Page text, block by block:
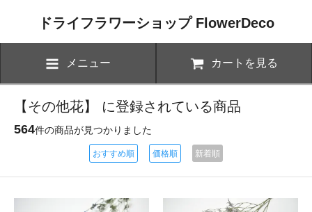
ドライフラワーショップ FlowerDeco
メニュー カートを見る
【その他花】 に登録されている商品
564件の商品が見つかりました
おすすめ順 価格順 新着順